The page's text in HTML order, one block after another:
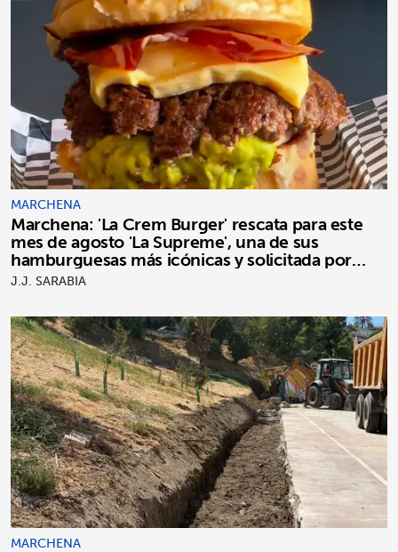
MARCHENA
Marchena: 'La Crem Burger' rescata para este
mes de agosto 'La Supreme', una de sus
hamburguesas más icónicas y solicitada por
clientes
J.J. SARABIA
MARCHENA